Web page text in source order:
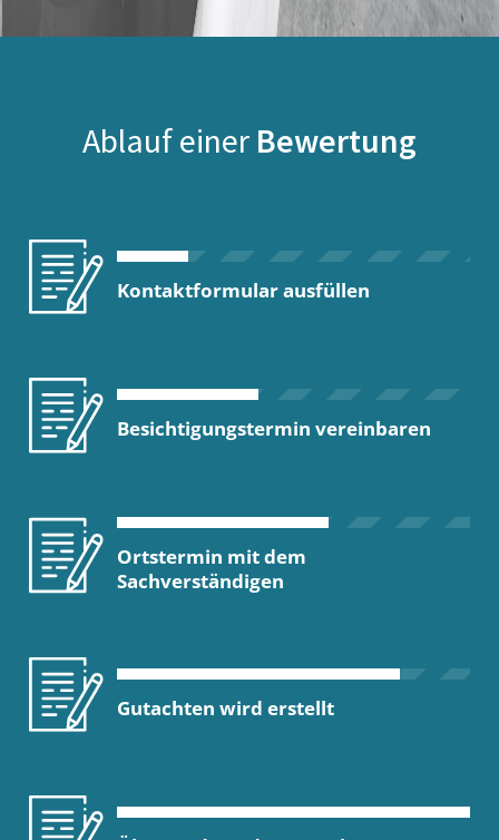
Ablauf einer Bewertung
Kontaktformular ausfüllen
Besichtigungstermin vereinbaren
Ortstermin mit dem
Sachverständigen
Gutachten wird erstellt